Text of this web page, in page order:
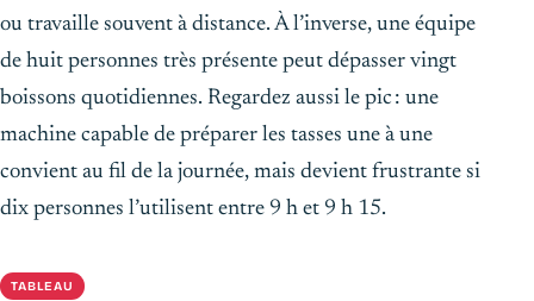
ou travaille souvent à distance. À l’inverse, une équipe
de huit personnes très présente peut dépasser vingt
boissons quotidiennes. Regardez aussi le pic : une
machine capable de préparer les tasses une à une
convient au fil de la journée, mais devient frustrante si
dix personnes l’utilisent entre 9 h et 9 h 15.
TABLEAU